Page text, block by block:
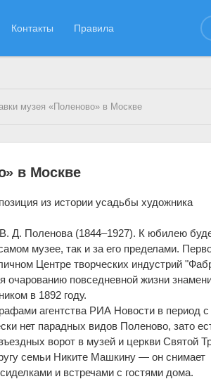
Контакты Правила
музея «Поленово» в Москве
в Москве
из истории усадьбы художника
Д. Поленова (1844–1927). К юбилею
музее, так и за его пределами.
Центре творческих индустрий
повседневной жизни
в 1892 году.
агентства РИА Новости в период с
нет парадных видов Поленово, зато
ворот в музей и церкви Святой
семьи Никите Машкину — он снимает
и встречами с гостями дома.